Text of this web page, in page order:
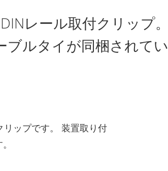
レール取付クリップ。
ブルタイが同梱されてい
ップです。 装置取り付